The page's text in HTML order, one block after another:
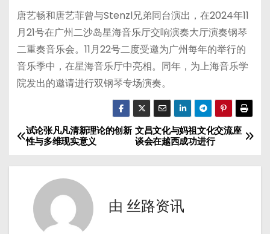
唐艺畅和唐艺菲曾与Stenzl兄弟同台演出，在2024年11
月21号在广州二沙岛星海音乐厅交响演奏大厅演奏钢琴
二重奏音乐会。11月22号二度受邀为广州每年的举行的
音乐季中，在星海音乐厅中亮相。同年，为上海音乐学
院发出的邀请进行双钢琴专场演奏。
文
章
航
文昌文化与妈祖文化交流座
谈会在越西成功进行
试论张凡凡清新理论的创新
性与多维现实意义
由 丝路资讯